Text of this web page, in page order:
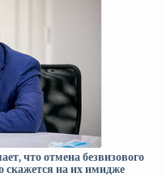
что отмена безвизового
скажется на их имидже